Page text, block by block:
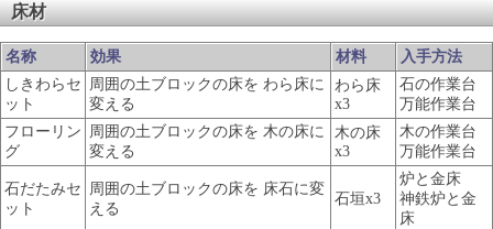
床材
名称 効果 材料
入手方法
しきわらセ
ット
周囲の土ブロックの床を わら床に
変える
わら床
x3
石の作業台
万能作業台
フローリン
グ
周囲の土ブロックの床を 木の床に
変える
木の床
x3
木の作業台
万能作業台
石だたみセ
ット
周囲の土ブロックの床を 床石に変
える
石垣x3
炉と金床
神鉄炉と金
床